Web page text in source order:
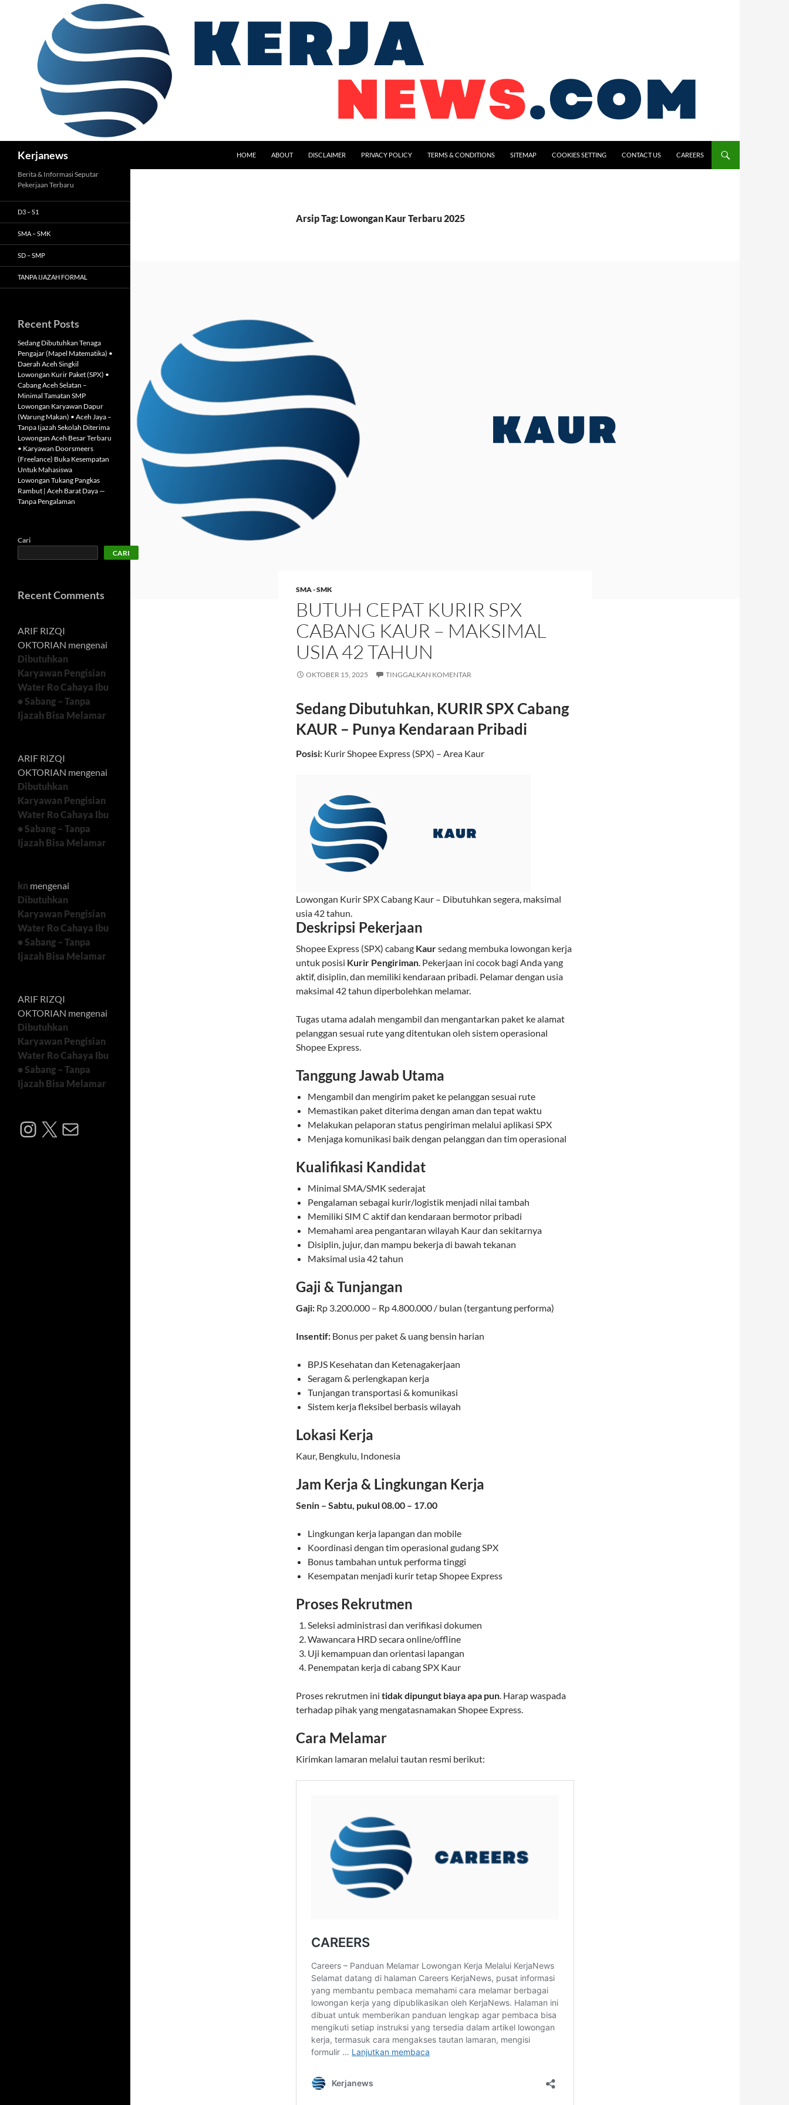
Kerjanews HOME ABOUT DISCLAIMER PRIVACY POLICY TERMS & CONDITIONS SITEMAP COOKIES SETTING CONTACT US CAREERS
Arsip Tag: Lowongan Kaur Terbaru 2025
SMA - SMK
BUTUH CEPAT KURIR SPX
CABANG KAUR – MAKSIMAL
USIA 42 TAHUN
OKTOBER 15, 2025 TINGGALKAN KOMENTAR
Sedang Dibutuhkan, KURIR SPX Cabang
KAUR – Punya Kendaraan Pribadi
Posisi: Kurir Shopee Express (SPX) – Area Kaur
Lowongan Kurir SPX Cabang Kaur – Dibutuhkan segera, maksimal
usia 42 tahun.
Deskripsi Pekerjaan
Shopee Express (SPX) cabang Kaursedang membuka lowongan kerja
untuk posisi Kurir Pengiriman. Pekerjaan ini cocok bagi Anda yang
aktif, disiplin, dan memiliki kendaraan pribadi. Pelamar dengan usia
maksimal 42 tahun diperbolehkan melamar.
Tugas utama adalah mengambil dan mengantarkan paket ke alamat
pelanggan sesuai rute yang ditentukan oleh sistem operasional
Shopee Express.
Tanggung Jawab Utama
Mengambil dan mengirim paket ke pelanggan sesuai rute
Memastikan paket diterima dengan aman dan tepat waktu
Melakukan pelaporan status pengiriman melalui aplikasi SPX
Menjaga komunikasi baik dengan pelanggan dan tim operasional
Kualifikasi Kandidat
Minimal SMA/SMK sederajat
Pengalaman sebagai kurir/logistik menjadi nilai tambah
Memiliki SIM C aktif dan kendaraan bermotor pribadi
Memahami area pengantaran wilayah Kaur dan sekitarnya
Disiplin, jujur, dan mampu bekerja di bawah tekanan
Maksimal usia 42 tahun
Gaji & Tunjangan
Gaji: Rp 3.200.000 – Rp 4.800.000 / bulan (tergantung performa)
Insentif: Bonus per paket & uang bensin harian
BPJS Kesehatan dan Ketenagakerjaan
Seragam & perlengkapan kerja
Tunjangan transportasi & komunikasi
Sistem kerja fleksibel berbasis wilayah
Lokasi Kerja
Kaur, Bengkulu, Indonesia
Jam Kerja & Lingkungan Kerja
Senin – Sabtu, pukul 08.00 – 17.00
Lingkungan kerja lapangan dan mobile
Koordinasi dengan tim operasional gudang SPX
Bonus tambahan untuk performa tinggi
Kesempatan menjadi kurir tetap Shopee Express
Proses Rekrutmen
Seleksi administrasi dan verifikasi dokumen
Wawancara HRD secara online/offline
Uji kemampuan dan orientasi lapangan
Penempatan kerja di cabang SPX Kaur
Proses rekrutmen ini tidak dipungut biaya apa pun. Harap waspada
terhadap pihak yang mengatasnamakan Shopee Express.
Cara Melamar
Kirimkan lamaran melalui tautan resmi berikut:
Berita & Informasi Seputar
Pekerjaan Terbaru
D3 – S1
SMA – SMK
SD – SMP
TANPA IJAZAH FORMAL
Recent Posts
Sedang Dibutuhkan Tenaga
Pengajar (Mapel Matematika) •
Daerah Aceh Singkil
Lowongan Kurir Paket (SPX) •
Cabang Aceh Selatan –
Minimal Tamatan SMP
Lowongan Karyawan Dapur
(Warung Makan) • Aceh Jaya –
Tanpa Ijazah Sekolah Diterima
Lowongan Aceh Besar Terbaru
• Karyawan Doorsmeers
(Freelance) Buka Kesempatan
Untuk Mahasiswa
Lowongan Tukang Pangkas
Rambut | Aceh Barat Daya —
Tanpa Pengalaman
Cari
CARI
Recent Comments
ARIF RIZQI
OKTORIAN mengenai
Dibutuhkan
Karyawan Pengisian
Water Ro Cahaya Ibu
• Sabang – Tanpa
Ijazah Bisa Melamar
ARIF RIZQI
OKTORIAN mengenai
Dibutuhkan
Karyawan Pengisian
Water Ro Cahaya Ibu
• Sabang – Tanpa
Ijazah Bisa Melamar
kn mengenai
Dibutuhkan
Karyawan Pengisian
Water Ro Cahaya Ibu
• Sabang – Tanpa
Ijazah Bisa Melamar
ARIF RIZQI
OKTORIAN mengenai
Dibutuhkan
Karyawan Pengisian
Water Ro Cahaya Ibu
• Sabang – Tanpa
Ijazah Bisa Melamar
Instagram
X Mail